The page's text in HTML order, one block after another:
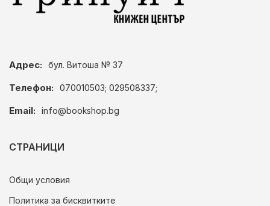
Адрес: бул. Витоша № 37
Телефон: 070010503; 029508337;
Email: info@bookshop.bg
СТРАНИЦИ
Общи условия
Политика за бисквитките